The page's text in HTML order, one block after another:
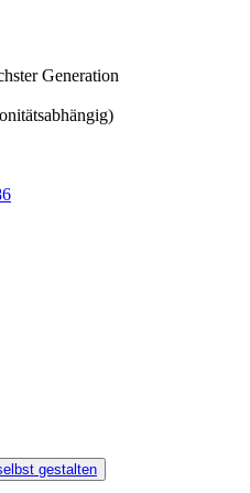
Gene­ration
gestalten